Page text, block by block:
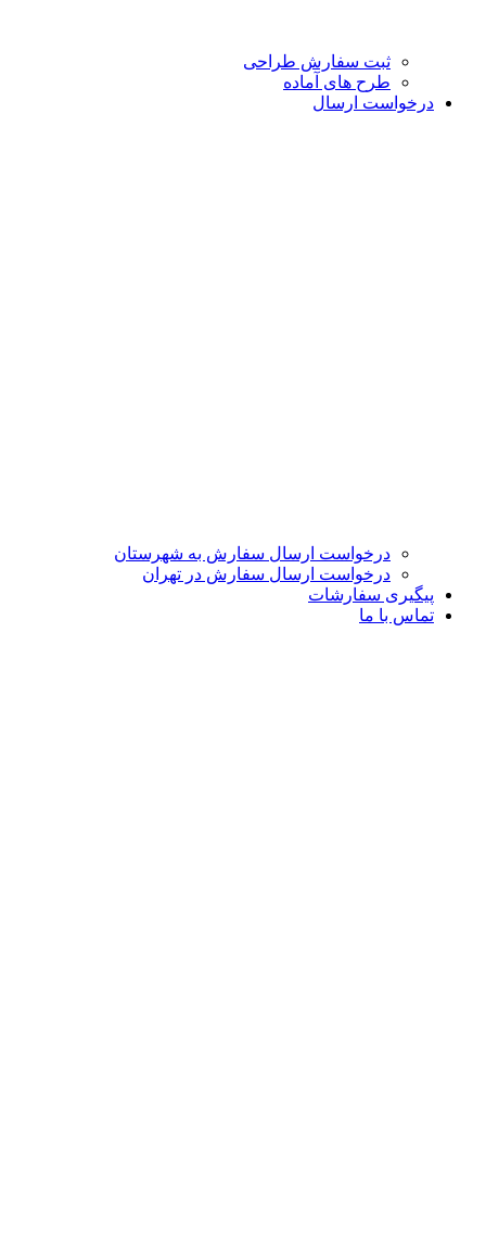
ثبت سفارش طراحی
طرح های آماده
درخواست ارسال
درخواست ارسال سفارش به شهرستان
درخواست ارسال سفارش در تهران
پیگیری سفارشات
تماس با ما